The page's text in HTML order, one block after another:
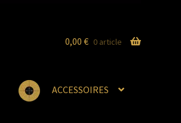
ACCESSOIRES
0,00 € 0 article